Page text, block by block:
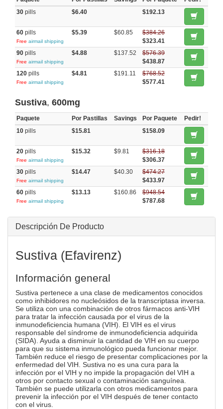
30 pills $6.40 $192.13
60 pills
Free airmail shipping
$5.39 $60.85
$384.26
$323.41
90 pills
Free airmail shipping
$4.88 $137.52
$576.39
$438.87
120 pills
Free airmail shipping
$4.81 $191.11
$768.52
$577.41
Sustiva, 600mg
Paquete Por Pastillas Savings Por Paquete
Pedir!
10 pills $15.81 $158.09
20 pills
Free airmail shipping
$15.32 $9.81
$316.18
$306.37
30 pills
Free airmail shipping
$14.47 $40.30
$474.27
$433.97
60 pills
Free airmail shipping
$13.13 $160.86
$948.54
$787.68
Descripción De Producto
Sustiva (Efavirenz)
Información general
Sustiva pertenece a una clase de medicamentos conocidos
como inhibidores no nucleósidos de la transcriptasa inversa.
Se utiliza con una combinación de otros fármacos anti-VIH
para tratar la infección causada por el virus de la
inmunodeficiencia humana (VIH). El VIH es el virus
responsable del síndrome de inmunodeficiencia adquirida
(SIDA). Ayuda a disminuir la cantidad de VIH en su cuerpo
para que su sistema inmunológico pueda funcionar mejor.
También reduce el riesgo de presentar complicaciones por la
enfermedad del VIH. Sustiva no es una cura para la
infección por el VIH y no impide la propagación del VIH a
otros por contacto sexual o contaminación sanguínea.
También se puede utilizarla con otros medicamentos para
prevenir la infección por el VIH después de tener contacto
con el virus.